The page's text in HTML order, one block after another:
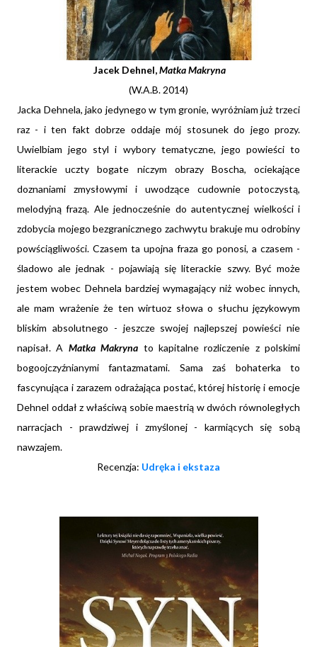
Jacek Dehnel,Matka Makryna
(W.A.B. 2014)
Jacka Dehnela, jako jedynego w tym gronie, wyróżniam już trzeci
raz - i ten fakt dobrze oddaje mój stosunek do jego prozy.
Uwielbiam jego styl i wybory tematyczne, jego powieści to
literackie uczty bogate niczym obrazy Boscha, ociekające
doznaniami zmysłowymi i uwodzące cudownie potoczystą,
melodyjną frazą. Ale jednocześnie do autentycznej wielkości i
zdobycia mojego bezgranicznego zachwytu brakuje mu odrobiny
powściągliwości. Czasem ta upojna fraza go ponosi, a czasem -
śladowo ale jednak - pojawiają się literackie szwy. Być może
jestem wobec Dehnela bardziej wymagający niż wobec innych,
ale mam wrażenie że ten wirtuoz słowa o słuchu językowym
bliskim absolutnego - jeszcze swojej najlepszej powieści nie
napisał. A Matka Makryna to kapitalne rozliczenie z polskimi
bogoojczyźnianymi fantazmatami. Sama zaś bohaterka to
fascynująca i zarazem odrażająca postać, której historię i emocje
Dehnel oddał z właściwą sobie maestrią w dwóch równoległych
narracjach - prawdziwej i zmyślonej - karmiących się sobą
nawzajem.
Recenzja: Udręka i ekstaza